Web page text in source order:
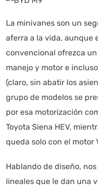
La minivanes son un
aferra a la vida, aunque
convencional ofrezca
manejo y motor e
(claro, sin abatir los
grupo de modelos se
por esa motorización
Toyota Siena HEV,
queda solo con el motor
Hablando de diseño,
lineales que le dan una